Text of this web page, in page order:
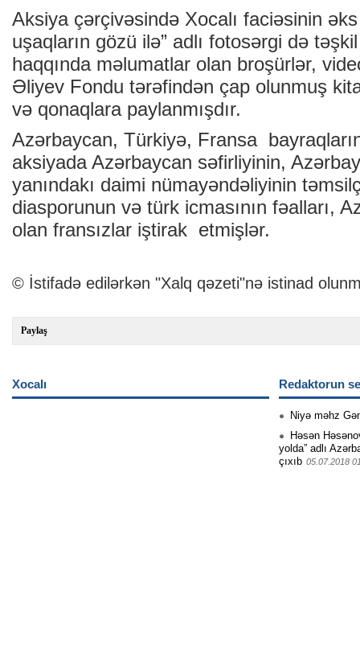
Aksiya çərçivəsində Xocalı faciəsinin əks
uşaqların gözü ilə” adlı fotosərgi də
haqqında məlumatlar olan broşürlər,
Əliyev Fondu tərəfindən çap olunmuş
və qonaqlara paylanmışdır.
Azərbaycan, Türkiyə, Fransa
aksiyada Azərbaycan səfirliyinin,
yanındakı daimi nümayəndəliyinin
diasporunun və türk icmasının fəalları,
olan fransızlar iştirak etmişlər.
© İstifadə edilərkən "Xalq qəzeti"nə istinad
Paylaş
Xocalı Redaktorun
Niyə məhz
Həsən
yolda” adlı
çıxıb 05.07.2018